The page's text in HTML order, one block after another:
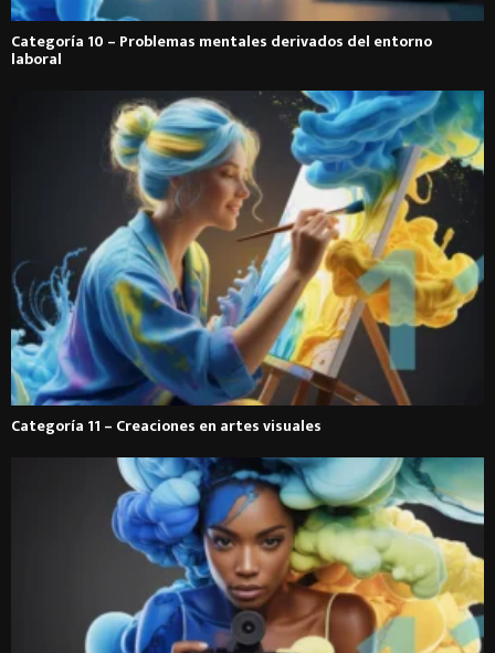
Categoría 10 – Problemas mentales derivados del entorno
laboral
Categoría 11 – Creaciones en artes visuales